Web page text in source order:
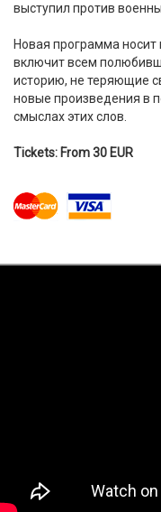
выступил против
Новая программа
включит всем
историю, не теряющие
новые произведения в
смыслах этих слов.
Tickets: From 30 EUR